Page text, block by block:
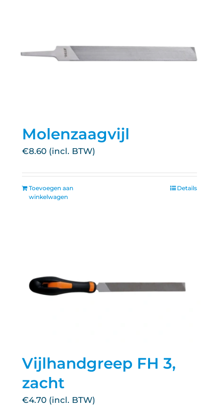
Molenzaagvijl
€8.60
Toevoegen aan
winkelwagen
Details
Vijlhandgreep FH 3,
zacht
€4.70